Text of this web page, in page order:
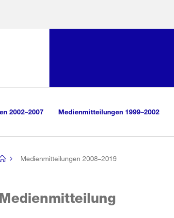
2002–2007 Medienmitteilungen 1999–2002
Medienmitteilungen 2008–2019